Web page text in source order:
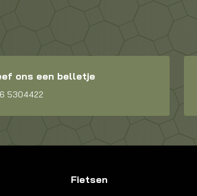
ons een belletje
5304422
Fietsen